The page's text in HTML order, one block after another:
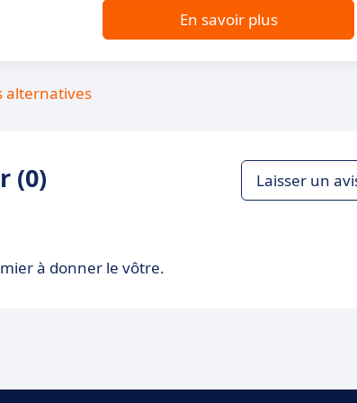
En savoir plus
alternatives
(0) Laisser un
à donner le vôtre.